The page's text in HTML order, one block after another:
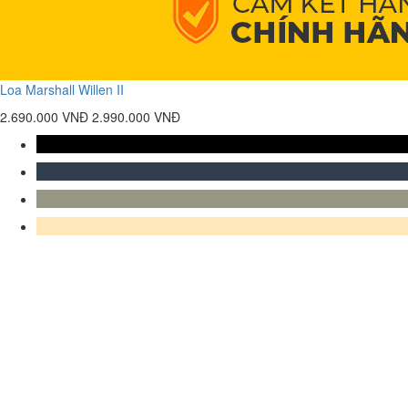
Loa Marshall Willen II
2.690.000 VNĐ 2.990.000 VNĐ